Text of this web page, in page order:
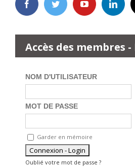
Accès des membres
NOM D'UTILISATEUR
MOT DE PASSE
Garder en mémoire
Oublié votre mot de passe ?